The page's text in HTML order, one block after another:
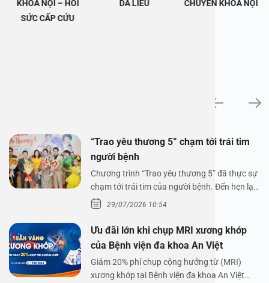
KHOA NỘI – HỒI
SỨC CẤP CỨU
DA LIỄU CHUYÊN KHOA NỘI
“Trao yêu thương 5” chạm tới trái tim
người bệnh
Chương trình “Trao yêu thương 5” đã thực sự
chạm tới trái tim của người bệnh. Đến hẹn lại
lên,…29/07/2026 10:54
Ưu đãi lớn khi chụp MRI xương khớp
của Bệnh viện đa khoa An Việt
Giảm 20% phí chụp cộng hưởng từ (MRI)
xương khớp tại Bệnh viện đa khoa An Việt